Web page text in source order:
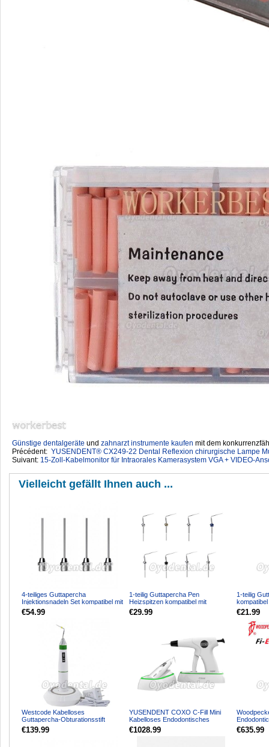
Günstige dentalgeräte ‎ und zahnarzt instrumente kaufen mit dem
Précédent: YUSENDENT® CX249-22 Dental Reflexion chirurgische Lampe
Suivant: 15-Zoll-Kabelmonitor für Intraorales Kamerasystem VGA + VIDEO-
Vielleicht gefällt Ihnen auch ...
4-teiliges Guttapercha
Injektionsnadeln Set kompatibel mit
Woodpecker Fi-G Obtur...
€54.99
1-teilig Guttapercha Pen
Heizspitzen kompatibel mit
Woodpecker Fi-P Endo Obturat...
€29.99
1-teilig
Endo
€21.99
Westcode Kabelloses
Guttapercha-Obturationsstift
Endodontisches Beheiztes Stift-...
€139.99
YUSENDENT COXO C-Fill Mini
Kabelloses Endodontisches
Obturationssystem Kit
€1028.99 €635.99